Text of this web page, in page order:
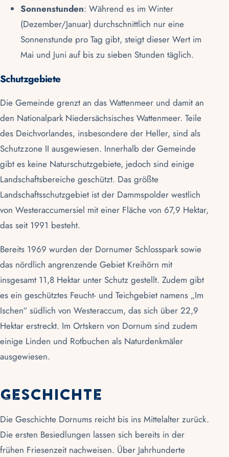
Sonnenstunden: Während es im Winter
(Dezember/Januar) durchschnittlich nur eine
Sonnenstunde pro Tag gibt, steigt dieser Wert im
Mai und Juni auf bis zu sieben Stunden täglich.
Schutzgebiete
Die Gemeinde grenzt an das Wattenmeer und damit an
den Nationalpark Niedersächsisches Wattenmeer. Teile
des Deichvorlandes, insbesondere der Heller, sind als
Schutzzone II ausgewiesen. Innerhalb der Gemeinde
gibt es keine Naturschutzgebiete, jedoch sind einige
Landschaftsbereiche geschützt. Das größte
Landschaftsschutzgebiet ist der Dammspolder westlich
von Westeraccumersiel mit einer Fläche von 67,9 Hektar,
das seit 1991 besteht.
Bereits 1969 wurden der Dornumer Schlosspark sowie
das nördlich angrenzende Gebiet Kreihörn mit
insgesamt 11,8 Hektar unter Schutz gestellt. Zudem gibt
es ein geschütztes Feucht- und Teichgebiet namens „Im
Ischen“ südlich von Westeraccum, das sich über 22,9
Hektar erstreckt. Im Ortskern von Dornum sind zudem
einige Linden und Rotbuchen als Naturdenkmäler
ausgewiesen.
Geschichte
Die Geschichte Dornums reicht bis ins Mittelalter zurück.
Die ersten Besiedlungen lassen sich bereits in der
frühen Friesenzeit nachweisen. Über Jahrhunderte